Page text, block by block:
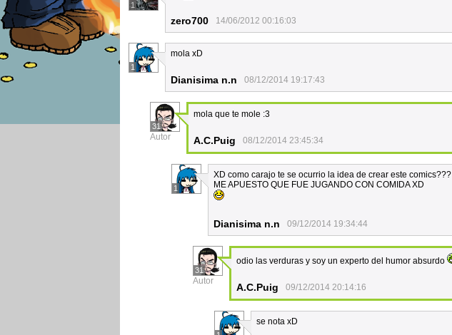
1
zero700 14/06/2012 00:16:03
1
mola xD
Dianisima n.n 08/12/2014 19:17:43
31
Autor
mola que te mole :3
A.C.Puig 08/12/2014 23:45:34
1
XD como carajo te se ocurrio la idea de crear este comics???
ME APUESTO QUE FUE JUGANDO CON COMIDA XD
Dianisima n.n 09/12/2014 19:34:44
31
Autor
odio las verduras y soy un experto del humor absurdo
A.C.Puig 09/12/2014 20:14:16
se nota xD